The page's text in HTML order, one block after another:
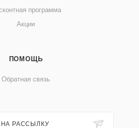
программа
Акции
ПОМОЩЬ
Обратная связь
РАССЫЛКУ